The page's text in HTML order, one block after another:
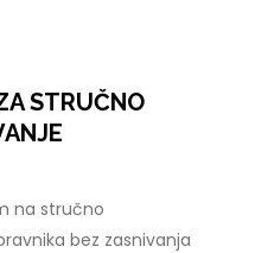
STRUČNO
na stručno
bez zasnivanja